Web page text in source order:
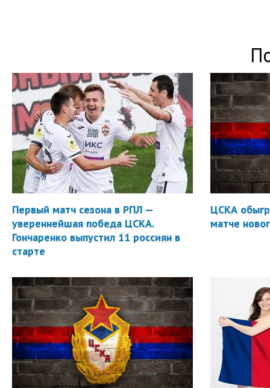
Первый матч сезона в РПЛ —
увереннейшая победа ЦСКА.
Гончаренко выпустил 11 россиян в
старте
ЦСКА
матче